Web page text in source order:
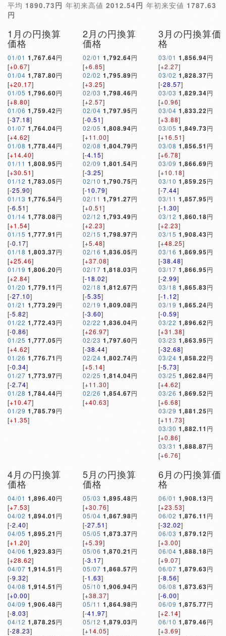
平均 1890.73円 年初来高値 2012.54円 年初来安値 1787.63
円
1月の円換算
価格
01/01 1,767.64円
[+0.67]
01/04 1,787.80円
[+20.17]
01/05 1,796.60円
[+8.80]
01/06 1,759.42円
[-37.18]
01/07 1,764.04円
[+4.62]
01/08 1,778.44円
[+14.40]
01/11 1,808.95円
[+30.51]
01/12 1,783.05円
[-25.90]
01/13 1,776.54円
[-6.51]
01/14 1,778.08円
[+1.54]
01/15 1,777.91 円
[-0.17]
01/18 1,803.37円
[+25.46]
01/19 1,806.20円
[+2.84]
01/20 1,779.11 円
[-27.10]
01/21 1,773.29円
[-5.82]
01/22 1,772.43円
[-0.86]
01/25 1,777.05円
[+4.62]
01/26 1,776.71 円
[-0.34]
01/27 1,773.97円
[-2.74]
01/28 1,784.44円
[+10.47]
01/29 1,785.79円
[+1.35]
2月の円換算
価格
02/01 1,792.64円
[+6.85]
02/02 1,795.89円
[+3.25]
02/03 1,798.46円
[+2.57]
02/04 1,797.95円
[-0.51]
02/05 1,808.94円
[+11.00]
02/08 1,804.79円
[-4.15]
02/09 1,801.54円
[-3.25]
02/10 1,790.75円
[-10.79]
02/11 1,791.27円
[+0.51]
02/12 1,793.49円
[+2.23]
02/15 1,798.97円
[+5.48]
02/16 1,836.05円
[+37.08]
02/17 1,818.03円
[-18.02]
02/18 1,812.67円
[-5.35]
02/19 1,809.08円
[-3.60]
02/22 1,836.04円
[+26.97]
02/23 1,797.60円
[-38.44]
02/24 1,802.74円
[+5.14]
02/25 1,814.04円
[+11.30]
02/26 1,854.67円
[+40.63]
3月の円換算価
格
03/01 1,856.94円
[+2.27]
03/02 1,828.37円
[-28.57]
03/03 1,829.34円
[+0.96]
03/04 1,833.22円
[+3.88]
03/05 1,849.73円
[+16.51]
03/08 1,856.51 円
[+6.78]
03/09 1,866.69円
[+10.18]
03/10 1,859.25円
[-7.44]
03/11 1,857.95円
[-1.30]
03/12 1,860.18円
[+2.23]
03/15 1,908.43円
[+48.25]
03/16 1,869.95円
[-38.48]
03/17 1,866.95円
[-2.99]
03/18 1,865.83円
[-1.12]
03/19 1,865.24円
[-0.59]
03/22 1,896.62円
[+31.38]
03/23 1,863.95円
[-32.68]
03/24 1,858.22円
[-5.73]
03/25 1,862.84円
[+4.62]
03/26 1,869.52円
[+6.68]
03/29 1,881.25円
[+11.73]
03/30 1,882.11 円
[+0.86]
03/31 1,888.87円
[+6.76]
4月の円換算
価格
04/01 1,896.40円
[+7.53]
04/02 1,894.01 円
[-2.40]
04/05 1,895.21 円
[+1.20]
04/06 1,923.83円
[+28.62]
04/07 1,914.51 円
[-9.32]
04/08 1,914.51 円
[+0.00]
04/09 1,906.48円
[-8.03]
04/12 1,878.25円
[-28.23]
5月の円換算
価格
05/03 1,895.48円
[+30.76]
05/04 1,867.98円
[-27.51]
05/05 1,873.37円
[+5.39]
05/06 1,870.21 円
[-3.17]
05/07 1,868.57円
[-1.63]
05/10 1,906.94円
[+38.37]
05/11 1,864.98円
[-41.97]
05/12 1,879.03円
[+14.05]
6月の円換算価
格
06/01 1,908.13円
[+23.53]
06/02 1,876.11 円
[-32.02]
06/03 1,879.12円
[+3.00]
06/04 1,888.18円
[+9.07]
06/07 1,879.63円
[-8.56]
06/08 1,873.63円
[-6.00]
06/09 1,875.77円
[+2.14]
06/10 1,879.46円
[+3.69]